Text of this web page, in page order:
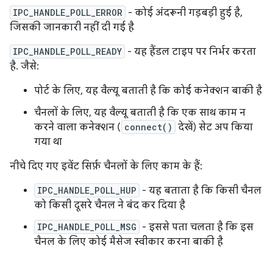
IPC_HANDLE_POLL_ERROR - कोई अंदरूनी गड़बड़ी हुई है,
जिसकी जानकारी नहीं दी गई है
IPC_HANDLE_POLL_READY - यह हैंडल टाइप पर निर्भर करता
है. जैसे:
पोर्ट के लिए, यह वैल्यू बताती है कि कोई कनेक्शन बाकी है
चैनलों के लिए, यह वैल्यू बताती है कि एक साथ काम न
करने वाला कनेक्शन ( connect() देखें) सेट अप किया
गया था
नीचे दिए गए इवेंट सिर्फ़ चैनलों के लिए काम के हैं:
IPC_HANDLE_POLL_HUP - यह बताता है कि किसी चैनल
को किसी दूसरे चैनल ने बंद कर दिया है
IPC_HANDLE_POLL_MSG - इससे पता चलता है कि इस
चैनल के लिए कोई मैसेज स्वीकार करना बाकी है